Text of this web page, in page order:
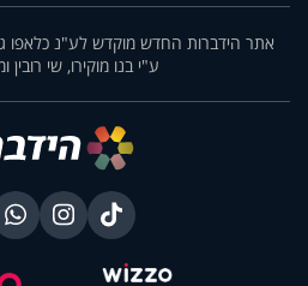
אתר הידברות החדש מוקדש לע"נ כלאפו
ע"י בנו מוקירו, שי